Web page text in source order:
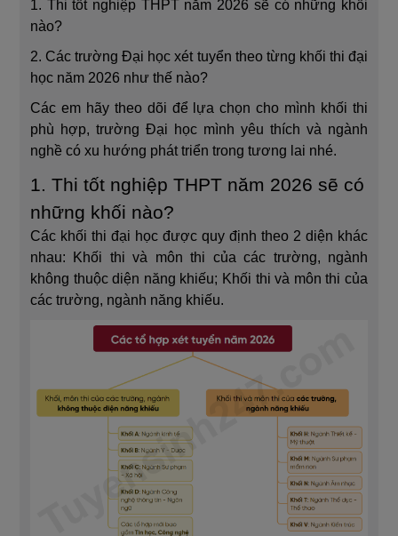
1. Thi tốt nghiệp THPT năm 2026 sẽ có những khối
nào?
2. Các trường Đại học xét tuyển theo từng khối thi đại
học năm 2026 như thế nào?
Các em hãy theo dõi để lựa chọn cho mình khối thi
phù hợp, trường Đại học mình yêu thích và ngành
nghề có xu hướng phát triển trong tương lai nhé.
1. Thi tốt nghiệp THPT năm 2026 sẽ có
những khối nào?
Các khối thi đại học được quy định theo 2 diện khác
nhau: Khối thi và môn thi của các trường, ngành
không thuộc diện năng khiếu; Khối thi và môn thi của
các trường, ngành năng khiếu.